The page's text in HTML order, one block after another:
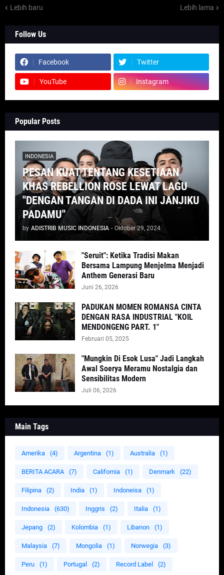
Lebih baru Lebih lama
Follow Us
Facebook Twitter
YouTube Instagram
Popular Posts
INDONESIA
PESAN KUAT TENTANG KESETIAAN
KHAS REBELLION ROSE LEWAT LAGU
"DENGAN TANGAN DI DADA INI JANJIKU
PADAMU"
by ADISTRIB MUSIC INDONESIA - Oktober 29, 2024
"Seruit": Ketika Tradisi Makan
Bersama Lampung Menjelma Menjadi
Anthem Generasi Baru
Juni 26, 2026
PADUKAN MOMEN ROMANSA CINTA
DENGAN RASA INDUSTRIAL "KOIL
MENDONGENG PART. 1"
Februari 05, 2025
"Mungkin Di Esok Lusa" Jadi Langkah
Awal Soerya Meramu Nostalgia dan
Sensibilitas Modern
Juli 06, 2026
Main Tags
Amerika (4) Argentina (1) Australia (1)
BERITA ACARA (7) California (1) Denmark (22)
Filipina (2) India (1) Indoneisa (1)
Indonesia (630) Inggris (2) Italia (1)
Jepang (2) Kolombia (1) Libanon (1)
Malaysia (7) Mongolia (1) Norwegia (3)
Peru (1) Portugal (2) Record Label (2)